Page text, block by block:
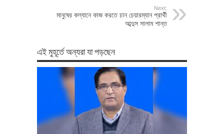
Next:
মানুষের কল্যানে কাজ করতে চান চেয়ারম্যান প্রার্থী
আব্দুস সালাম শান্ত
এই মুহূর্তে অন্যরা যা পড়ছেন